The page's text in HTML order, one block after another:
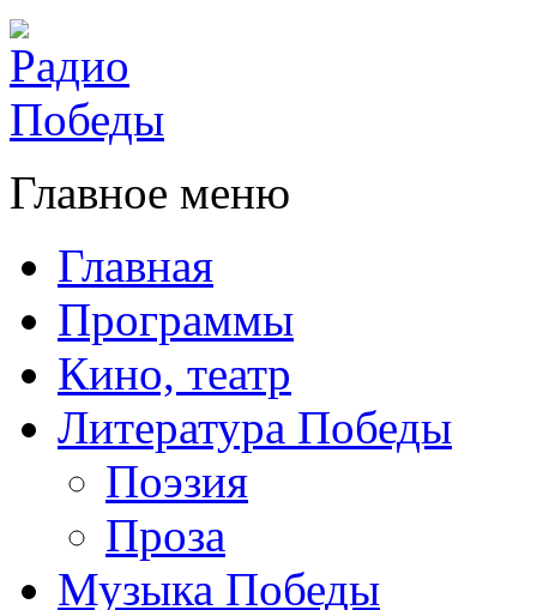
Главное меню
Главная
Программы
Кино, театр
Литература Победы
Поэзия
Проза
Музыка Победы